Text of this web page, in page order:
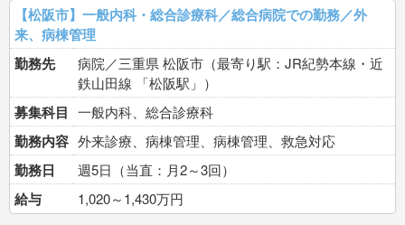
【松阪市】一般内科・総合診療科／総合病院での勤務／外
来、病棟管理
勤務先
病院／三重県 松阪市（最寄り駅：JR紀勢本線・近
鉄山田線 「松阪駅」）
募集科目 一般内科、総合診療科
勤務内容 外来診療、病棟管理、病棟管理、救急対応
勤務日 週5日（当直：月2～3回）
給与 1,020～1,430万円